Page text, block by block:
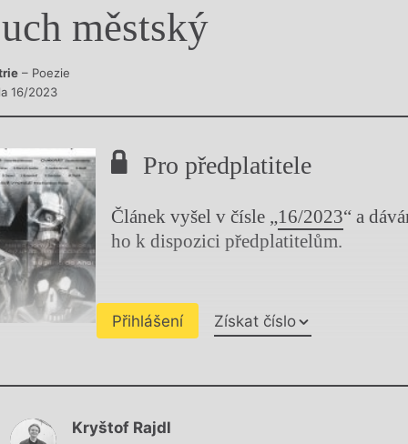
městský
– Poezie
16/2023
Pro předplatitele
Článek vyšel v čísle „16/2023“ a
ho k dispozici předplatitelům.
Přihlášení Získat číslo
Chviličku.
Kryštof Rajdl